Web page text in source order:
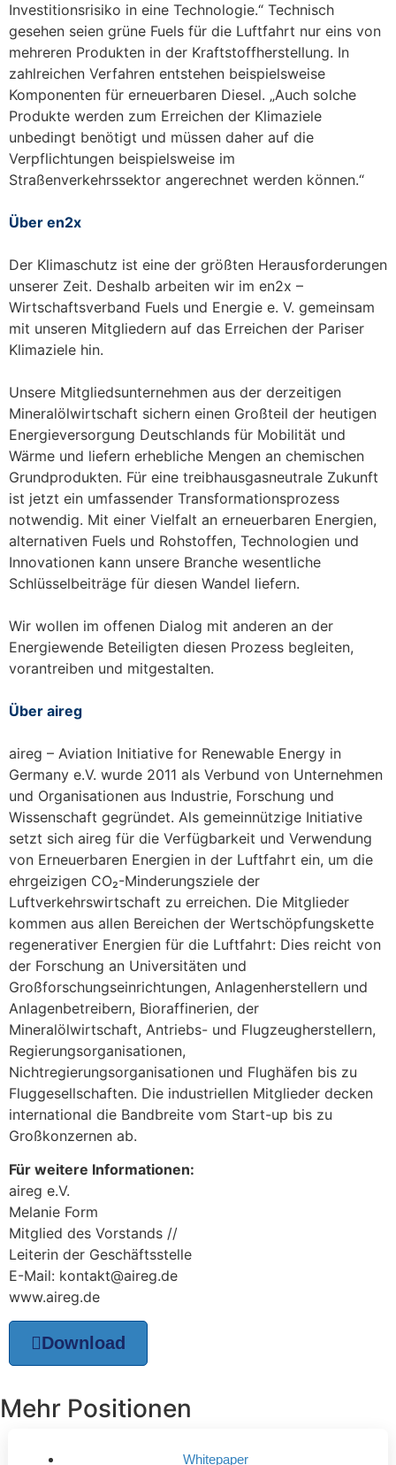
Investitionsrisiko in eine Technologie.“ Technisch
gesehen seien grüne Fuels für die Luftfahrt nur eins von
mehreren Produkten in der Kraftstoffherstellung. In
zahlreichen Verfahren entstehen beispielsweise
Komponenten für erneuerbaren Diesel. „Auch solche
Produkte werden zum Erreichen der Klimaziele
unbedingt benötigt und müssen daher auf die
Verpflichtungen beispielsweise im
Straßenverkehrssektor angerechnet werden können.“
Über en2x
Der Klimaschutz ist eine der größten Herausforderungen
unserer Zeit. Deshalb arbeiten wir im en2x –
Wirtschaftsverband Fuels und Energie e. V. gemeinsam
mit unseren Mitgliedern auf das Erreichen der Pariser
Klimaziele hin.
Unsere Mitgliedsunternehmen aus der derzeitigen
Mineralölwirtschaft sichern einen Großteil der heutigen
Energieversorgung Deutschlands für Mobilität und
Wärme und liefern erhebliche Mengen an chemischen
Grundprodukten. Für eine treibhausgasneutrale Zukunft
ist jetzt ein umfassender Transformationsprozess
notwendig. Mit einer Vielfalt an erneuerbaren Energien,
alternativen Fuels und Rohstoffen, Technologien und
Innovationen kann unsere Branche wesentliche
Schlüsselbeiträge für diesen Wandel liefern.
Wir wollen im offenen Dialog mit anderen an der
Energiewende Beteiligten diesen Prozess begleiten,
vorantreiben und mitgestalten.
Über aireg
aireg – Aviation Initiative for Renewable Energy in
Germany e.V. wurde 2011 als Verbund von Unternehmen
und Organisationen aus Industrie, Forschung und
Wissenschaft gegründet. Als gemeinnützige Initiative
setzt sich aireg für die Verfügbarkeit und Verwendung
von Erneuerbaren Energien in der Luftfahrt ein, um die
ehrgeizigen CO₂-Minderungsziele der
Luftverkehrswirtschaft zu erreichen. Die Mitglieder
kommen aus allen Bereichen der Wertschöpfungskette
regenerativer Energien für die Luftfahrt: Dies reicht von
der Forschung an Universitäten und
Großforschungseinrichtungen, Anlagenherstellern und
Anlagenbetreibern, Bioraffinerien, der
Mineralölwirtschaft, Antriebs- und Flugzeugherstellern,
Regierungsorganisationen,
Nichtregierungsorganisationen und Flughäfen bis zu
Fluggesellschaften. Die industriellen Mitglieder decken
international die Bandbreite vom Start-up bis zu
Großkonzernen ab.
Für weitere Informationen:
aireg e.V.
Melanie Form
Mitglied des Vorstands //
Leiterin der Geschäftsstelle
E-Mail: kontakt@aireg.de
www.aireg.de
Download
Mehr Positionen
Whitepaper